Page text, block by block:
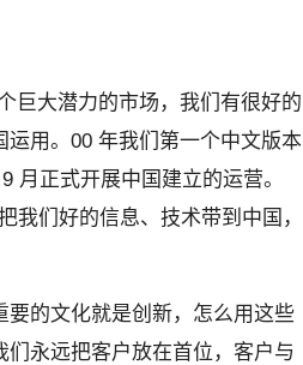
巨大潜力的市场，我们有很好的
用。00 年我们第一个中文版本
月正式开展中国建立的运营。
我们好的信息、技术带到中国，
的文化就是创新，怎么用这些
永远把客户放在首位，客户与